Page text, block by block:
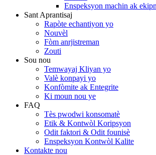
Enspeksyon machin ak
Sant Aprantisaj
Rapòte echantiyon yo
Nouvèl
Fòm anrjistreman
Zouti
Sou nou
Temwayaj Kliyan yo
Valè konpayi yo
Konfòmite ak Entegrite
Ki moun nou ye
FAQ
Tès pwodwi konsomatè
Etik & Kontwòl Koripsyon
Odit faktori & Odit founisè
Enspeksyon Kontwòl Kalite
Kontakte nou